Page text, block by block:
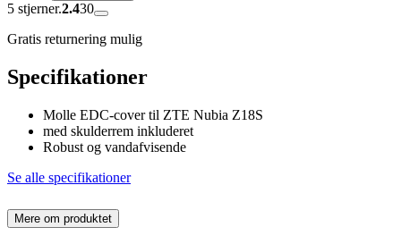
5 stjerner.2.430
Gratis returnering mulig
Specifikationer
Molle EDC-cover til ZTE Nubia Z18S
med skulderrem inkluderet
Robust og vandafvisende
Se alle specifikationer
Mere om produktet